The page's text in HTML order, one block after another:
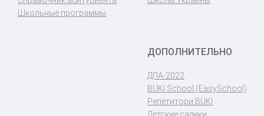
Школьные программы
ДОПОЛНИТЕЛЬНО
ДПА-2022
BUKI School (EasySchool)
Репетитори BUKI
Детские садики